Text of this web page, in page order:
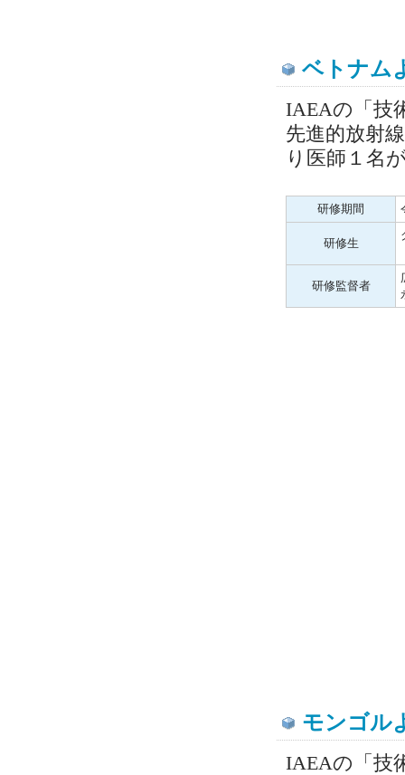
ベトナム
IAEAの「技
先進的放射
り医師１名
研修期間
研修生
研修監督者
モンゴル
IAEAの「技